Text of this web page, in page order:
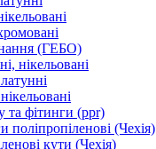
(ГЕБО)
нікельовані
та фітинги (ppr)
поліпропіленові (Чехія)
кути (Чехія)